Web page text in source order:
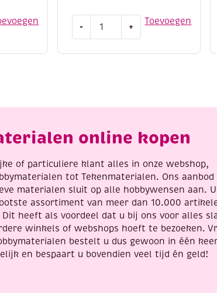
Toevoegen
-
Kumihimo
aantal
+
online kopen
of particuliere klant alles in onze webshop,
tot Tekenmaterialen. Ons aanbod
materialen sluit op alle hobbywensen aan. U
assortiment van meer dan 10.000
Dit heeft als voordeel dat u bij ons voor alles
winkels of webshops hoeft te bezoeken.
bestelt u dus gewoon in één
en bespaart u bovendien veel tijd én geld!